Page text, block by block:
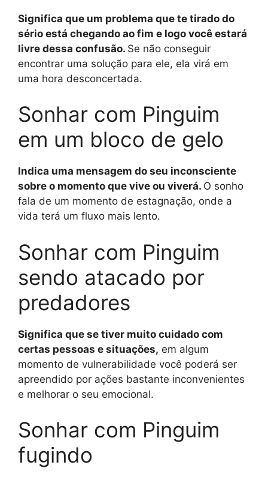
Significa que um problema que te tirado do
sério está chegando ao fim e logo você estará
livre dessa confusão. Se não conseguir
encontrar uma solução para ele, ela virá em
uma hora desconcertada.
Sonhar com Pinguim
em um bloco de gelo
Indica uma mensagem do seu inconsciente
sobre o momento que vive ou viverá. O sonho
fala de um momento de estagnação, onde a
vida terá um fluxo mais lento.
Sonhar com Pinguim
sendo atacado por
predadores
Significa que se tiver muito cuidado com
certas pessoas e situações, em algum
momento de vulnerabilidade você poderá ser
apreendido por ações bastante inconvenientes
e melhorar o seu emocional.
Sonhar com Pinguim
fugindo